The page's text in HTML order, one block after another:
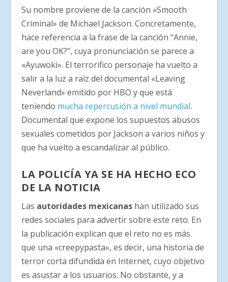
Su nombre proviene de la canción «Smooth
Criminal» de Michael Jackson. Concretamente,
hace referencia a la frase de la canción “Annie,
are you OK?”, cuya pronunciación se parece a
«Ayuwoki». El terrorífico personaje ha vuelto a
salir a la luz a raíz del documental «Leaving
Neverland» emitido por HBO y que está
teniendo mucha repercusión a nivel mundial.
Documental que expone los supuestos abusos
sexuales cometidos por Jackson a varios niños y
que ha vuelto a escandalizar al público.
LA POLICÍA YA SE HA HECHO ECO
DE LA NOTICIA
Las autoridades mexicanas han utilizado sus
redes sociales para advertir sobre este reto. En
la publicación explican que el reto no es más
que una «creepypasta», es decir, una historia de
terror corta difundida en Internet, cuyo objetivo
es asustar a los usuarios. No obstante, y a